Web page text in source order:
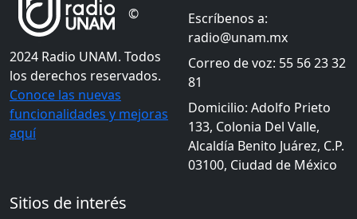
©
2024 Radio UNAM. Todos
los derechos reservados.
Conoce las nuevas
funcionalidades y mejoras
aquí
Escríbenos a:
radio@unam.mx
Correo de voz: 55 56 23 32
81
Domicilio: Adolfo Prieto
133, Colonia Del Valle,
Alcaldía Benito Juárez, C.P.
03100, Ciudad de México
Sitios de interés